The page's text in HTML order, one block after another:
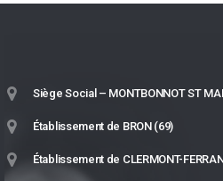
Siège Social – MONTBONNOT ST
Établissement de BRON (69)
Établissement de CLERMONT-